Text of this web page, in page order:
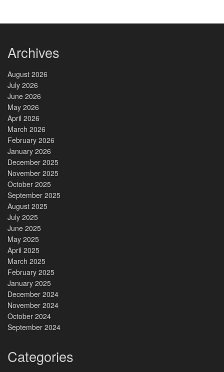
Archives
August 2026
July 2026
June 2026
May 2026
April 2026
March 2026
February 2026
January 2026
December 2025
November 2025
October 2025
September 2025
August 2025
July 2025
June 2025
May 2025
April 2025
March 2025
February 2025
January 2025
December 2024
November 2024
October 2024
September 2024
Categories